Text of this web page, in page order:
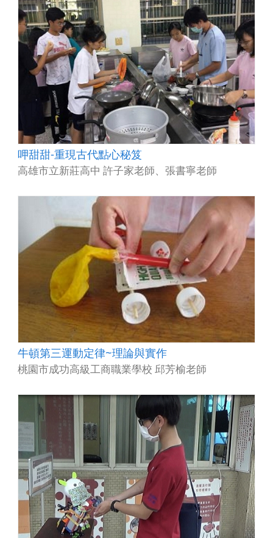
呷甜甜-重現古代點心秘笈
高雄市立新莊高中 許子家老師、張書寧老師
牛頓第三運動定律~理論與實作
桃園市成功高級工商職業學校 邱芳榆老師